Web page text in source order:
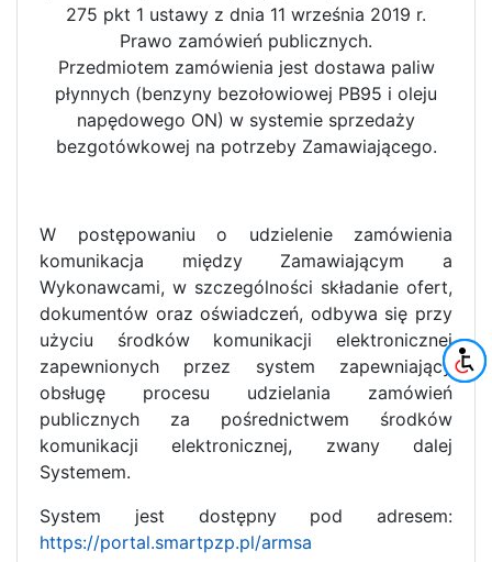
275 pkt 1 ustawy z dnia 11 września 2019 r.
Prawo zamówień publicznych.
Przedmiotem zamówienia jest dostawa paliw
płynnych (benzyny bezołowiowej PB95 i oleju
napędowego ON) w systemie sprzedaży
bezgotówkowej na potrzeby Zamawiającego.
W postępowaniu o udzielenie zamówienia
komunikacja między Zamawiającym a
Wykonawcami, w szczególności składanie ofert,
dokumentów oraz oświadczeń, odbywa się przy
użyciu środków komunikacji elektronicznej
zapewnionych przez system zapewniający
obsługę procesu udzielania zamówień
publicznych za pośrednictwem środków
komunikacji elektronicznej, zwany dalej
Systemem.
System jest dostępny pod adresem:
https://portal.smartpzp.pl/armsa